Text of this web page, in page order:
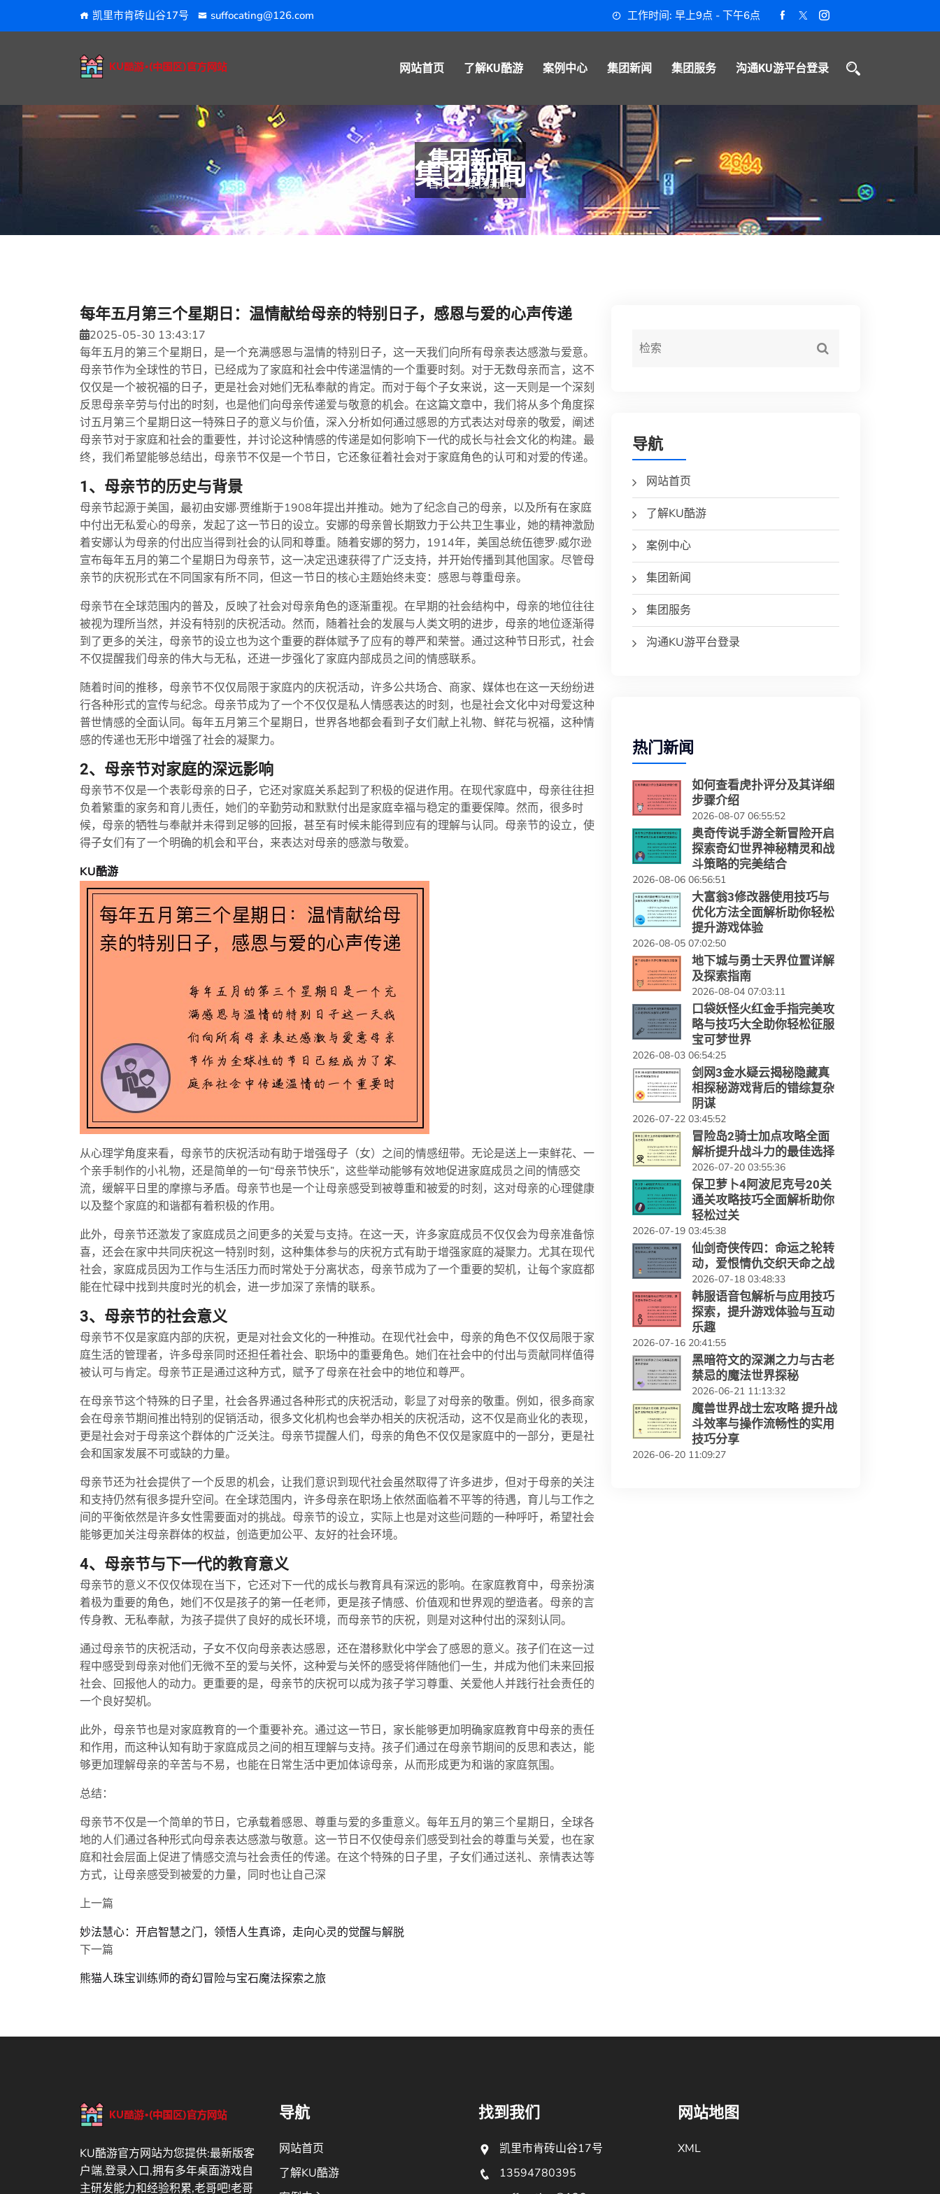
凯里市肯砖山谷17号 suffocating@126.com 工作时间: 早上9点 - 下午6点
网站首页 了解KU酷游 案例中心 集团新闻 集团服务 沟通KU游平台登录
集团新闻
首页 集团新闻
每年五月第三个星期日：温情献给母亲的特别日子，感恩与爱的心声传递
2025-05-30 13:43:17
每年五月的第三个星期日，是一个充满感恩与温情的特别日子，这一天我们向所有母亲表达感激与爱意。
母亲节作为全球性的节日，已经成为了家庭和社会中传递温情的一个重要时刻。对于无数母亲而言，这不
仅仅是一个被祝福的日子，更是社会对她们无私奉献的肯定。而对于每个子女来说，这一天则是一个深刻
反思母亲辛劳与付出的时刻，也是他们向母亲传递爱与敬意的机会。在这篇文章中，我们将从多个角度探
讨五月第三个星期日这一特殊日子的意义与价值，深入分析如何通过感恩的方式表达对母亲的敬爱，阐述
母亲节对于家庭和社会的重要性，并讨论这种情感的传递是如何影响下一代的成长与社会文化的构建。最
终，我们希望能够总结出，母亲节不仅是一个节日，它还象征着社会对于家庭角色的认可和对爱的传递。
1、母亲节的历史与背景
母亲节起源于美国，最初由安娜·贾维斯于1908年提出并推动。她为了纪念自己的母亲，以及所有在家庭
中付出无私爱心的母亲，发起了这一节日的设立。安娜的母亲曾长期致力于公共卫生事业，她的精神激励
着安娜认为母亲的付出应当得到社会的认同和尊重。随着安娜的努力，1914年，美国总统伍德罗·威尔逊
宣布每年五月的第二个星期日为母亲节，这一决定迅速获得了广泛支持，并开始传播到其他国家。尽管母
亲节的庆祝形式在不同国家有所不同，但这一节日的核心主题始终未变：感恩与尊重母亲。
母亲节在全球范围内的普及，反映了社会对母亲角色的逐渐重视。在早期的社会结构中，母亲的地位往往
被视为理所当然，并没有特别的庆祝活动。然而，随着社会的发展与人类文明的进步，母亲的地位逐渐得
到了更多的关注，母亲节的设立也为这个重要的群体赋予了应有的尊严和荣誉。通过这种节日形式，社会
不仅提醒我们母亲的伟大与无私，还进一步强化了家庭内部成员之间的情感联系。
随着时间的推移，母亲节不仅仅局限于家庭内的庆祝活动，许多公共场合、商家、媒体也在这一天纷纷进
行各种形式的宣传与纪念。母亲节成为了一个不仅仅是私人情感表达的时刻，也是社会文化中对母爱这种
普世情感的全面认同。每年五月第三个星期日，世界各地都会看到子女们献上礼物、鲜花与祝福，这种情
感的传递也无形中增强了社会的凝聚力。
2、母亲节对家庭的深远影响
母亲节不仅是一个表彰母亲的日子，它还对家庭关系起到了积极的促进作用。在现代家庭中，母亲往往担
负着繁重的家务和育儿责任，她们的辛勤劳动和默默付出是家庭幸福与稳定的重要保障。然而，很多时
候，母亲的牺牲与奉献并未得到足够的回报，甚至有时候未能得到应有的理解与认同。母亲节的设立，使
得子女们有了一个明确的机会和平台，来表达对母亲的感激与敬爱。
KU酷游
从心理学角度来看，母亲节的庆祝活动有助于增强母子（女）之间的情感纽带。无论是送上一束鲜花、一
个亲手制作的小礼物，还是简单的一句“母亲节快乐”，这些举动能够有效地促进家庭成员之间的情感交
流，缓解平日里的摩擦与矛盾。母亲节也是一个让母亲感受到被尊重和被爱的时刻，这对母亲的心理健康
以及整个家庭的和谐都有着积极的作用。
此外，母亲节还激发了家庭成员之间更多的关爱与支持。在这一天，许多家庭成员不仅仅会为母亲准备惊
喜，还会在家中共同庆祝这一特别时刻，这种集体参与的庆祝方式有助于增强家庭的凝聚力。尤其在现代
社会，家庭成员因为工作与生活压力而时常处于分离状态，母亲节成为了一个重要的契机，让每个家庭都
能在忙碌中找到共度时光的机会，进一步加深了亲情的联系。
3、母亲节的社会意义
母亲节不仅是家庭内部的庆祝，更是对社会文化的一种推动。在现代社会中，母亲的角色不仅仅局限于家
庭生活的管理者，许多母亲同时还担任着社会、职场中的重要角色。她们在社会中的付出与贡献同样值得
被认可与肯定。母亲节正是通过这种方式，赋予了母亲在社会中的地位和尊严。
在母亲节这个特殊的日子里，社会各界通过各种形式的庆祝活动，彰显了对母亲的敬重。例如，很多商家
会在母亲节期间推出特别的促销活动，很多文化机构也会举办相关的庆祝活动，这不仅是商业化的表现，
更是社会对于母亲这个群体的广泛关注。母亲节提醒人们，母亲的角色不仅仅是家庭中的一部分，更是社
会和国家发展不可或缺的力量。
母亲节还为社会提供了一个反思的机会，让我们意识到现代社会虽然取得了许多进步，但对于母亲的关注
和支持仍然有很多提升空间。在全球范围内，许多母亲在职场上依然面临着不平等的待遇，育儿与工作之
间的平衡依然是许多女性需要面对的挑战。母亲节的设立，实际上也是对这些问题的一种呼吁，希望社会
能够更加关注母亲群体的权益，创造更加公平、友好的社会环境。
4、母亲节与下一代的教育意义
母亲节的意义不仅仅体现在当下，它还对下一代的成长与教育具有深远的影响。在家庭教育中，母亲扮演
着极为重要的角色，她们不仅是孩子的第一任老师，更是孩子情感、价值观和世界观的塑造者。母亲的言
传身教、无私奉献，为孩子提供了良好的成长环境，而母亲节的庆祝，则是对这种付出的深刻认同。
通过母亲节的庆祝活动，子女不仅向母亲表达感恩，还在潜移默化中学会了感恩的意义。孩子们在这一过
程中感受到母亲对他们无微不至的爱与关怀，这种爱与关怀的感受将伴随他们一生，并成为他们未来回报
社会、回报他人的动力。更重要的是，母亲节的庆祝可以成为孩子学习尊重、关爱他人并践行社会责任的
一个良好契机。
此外，母亲节也是对家庭教育的一个重要补充。通过这一节日，家长能够更加明确家庭教育中母亲的责任
和作用，而这种认知有助于家庭成员之间的相互理解与支持。孩子们通过在母亲节期间的反思和表达，能
够更加理解母亲的辛苦与不易，也能在日常生活中更加体谅母亲，从而形成更为和谐的家庭氛围。
总结：
母亲节不仅是一个简单的节日，它承载着感恩、尊重与爱的多重意义。每年五月的第三个星期日，全球各
地的人们通过各种形式向母亲表达感激与敬意。这一节日不仅使母亲们感受到社会的尊重与关爱，也在家
庭和社会层面上促进了情感交流与社会责任的传递。在这个特殊的日子里，子女们通过送礼、亲情表达等
方式，让母亲感受到被爱的力量，同时也让自己深
上一篇
妙法慧心：开启智慧之门，领悟人生真谛，走向心灵的觉醒与解脱
下一篇
熊猫人珠宝训练师的奇幻冒险与宝石魔法探索之旅
导航
网站首页
了解KU酷游
案例中心
集团新闻
集团服务
沟通KU游平台登录
热门新闻
如何查看虎扑评分及其详细
步骤介绍
2026-08-07 06:55:52
奥奇传说手游全新冒险开启
探索奇幻世界神秘精灵和战
斗策略的完美结合
2026-08-06 06:56:51
大富翁3修改器使用技巧与
优化方法全面解析助你轻松
提升游戏体验
2026-08-05 07:02:50
地下城与勇士天界位置详解
及探索指南
2026-08-04 07:03:11
口袋妖怪火红金手指完美攻
略与技巧大全助你轻松征服
宝可梦世界
2026-08-03 06:54:25
剑网3金水疑云揭秘隐藏真
相探秘游戏背后的错综复杂
阴谋
2026-07-22 03:45:52
冒险岛2骑士加点攻略全面
解析提升战斗力的最佳选择
2026-07-20 03:55:36
保卫萝卜4阿波尼克号20关
通关攻略技巧全面解析助你
轻松过关
2026-07-19 03:45:38
仙剑奇侠传四：命运之轮转
动，爱恨情仇交织天命之战
2026-07-18 03:48:33
韩服语音包解析与应用技巧
探索，提升游戏体验与互动
乐趣
2026-07-16 20:41:55
黑暗符文的深渊之力与古老
禁忌的魔法世界探秘
2026-06-21 11:13:32
魔兽世界战士宏攻略 提升战
斗效率与操作流畅性的实用
技巧分享
2026-06-20 11:09:27
KU酷游官方网站为您提供:最新版客
户端,登录入口,拥有多年桌面游戏自
主研发能力和经验积累,老哥吧!老哥
导航
网站首页
了解KU酷游
找到我们
凯里市肯砖山谷17号
13594780395
网站地图
XML